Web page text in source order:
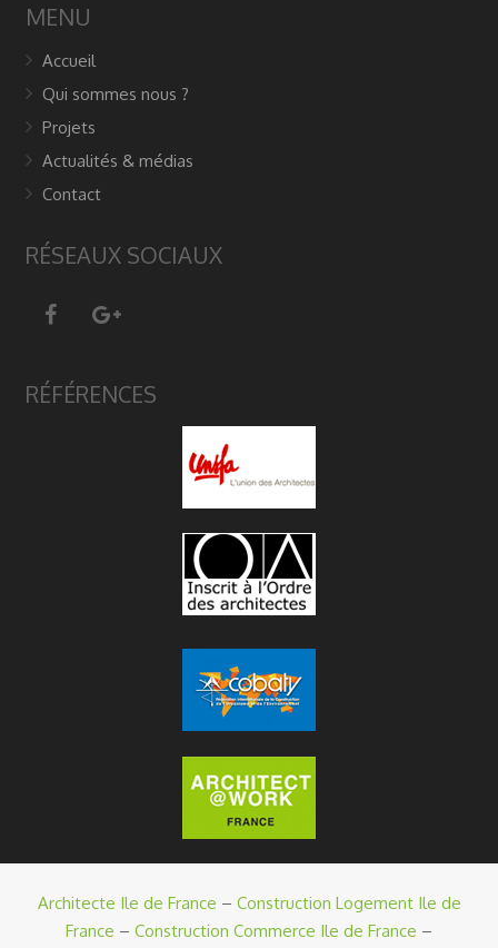
MENU
Accueil
Qui sommes nous ?
Projets
Actualités & médias
Contact
RÉSEAUX SOCIAUX
RÉFÉRENCES
Architecte Ile de France – Construction Logement Ile de
France – Construction Commerce Ile de France –